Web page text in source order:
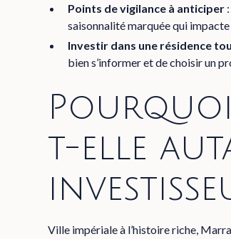
Points de vigilance à anticiper
saisonnalité marquée qui
Investir dans une résidence
bien s’informer et de choisir un
t-elle
Ville impériale à l’histoire riche,